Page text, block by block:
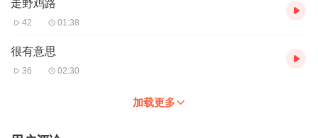
走野鸡路
42 01:38
很有意思
36 02:30
加载更多